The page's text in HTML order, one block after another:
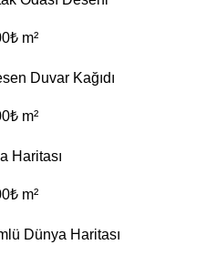
₺ m²
Duvar Kağıdı
₺ m²
Haritası
₺ m²
Dünya Haritası